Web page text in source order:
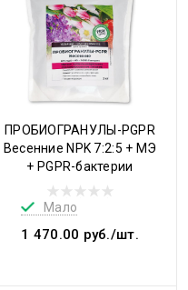
ПРОБИОГРАНУЛЫ-PGPR
Весенние NPK 7:2:5 + МЭ
+ PGPR-бактерии
Мало
1 470.00 руб./шт.